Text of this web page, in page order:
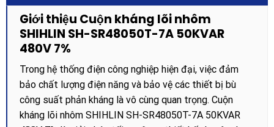
Giới thiệu Cuộn kháng lõi nhôm
SHIHLIN SH-SR48050T-7A 50KVAR
480V 7%
Trong hệ thống điện công nghiệp hiện đại, việc đảm
bảo chất lượng điện năng và bảo vệ các thiết bị bù
công suất phản kháng là vô cùng quan trọng. Cuộn
kháng lõi nhôm SHIHLIN SH-SR48050T-7A 50KVAR